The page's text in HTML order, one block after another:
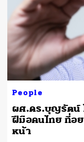
People
ผศ.ดร.บุญรัตน์
ฝีมือคนไทย ที่อ
หน้า